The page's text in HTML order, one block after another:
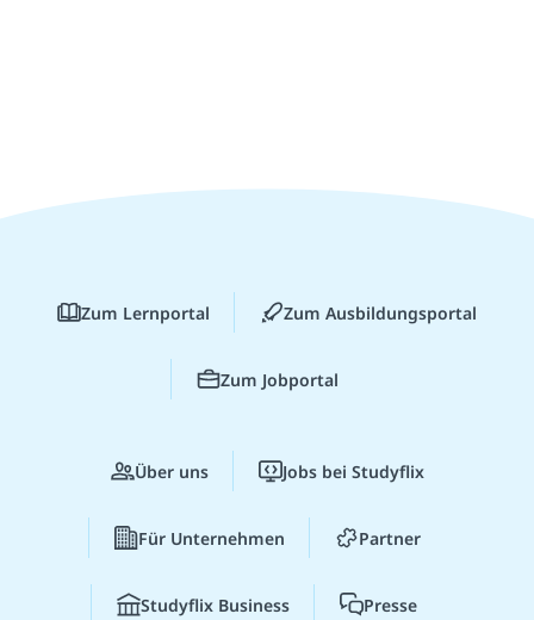
Zum Lernportal Zum Ausbildungsportal
Zum Jobportal
Über uns Jobs bei Studyflix
Für Unternehmen Partner
Studyflix Business Presse